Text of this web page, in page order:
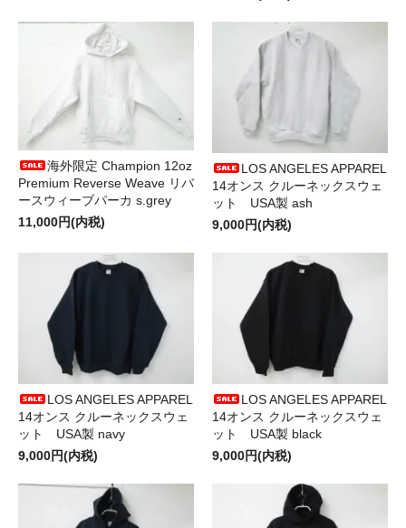
海外限定 Champion 12oz
Premium Reverse Weave リバ
ースウィーブパーカ s.grey
11,000円(内税)
LOS ANGELES APPAREL
14オンス クルーネックスウェ
ット USA製 ash
9,000円(内税)
LOS ANGELES APPAREL
14オンス クルーネックスウェ
ット USA製 navy
9,000円(内税)
LOS ANGELES APPAREL
14オンス クルーネックスウェ
ット USA製 black
9,000円(内税)